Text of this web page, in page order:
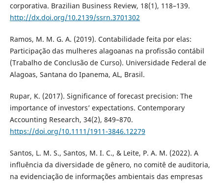
corporativa. Brazilian Business Review, 18(1), 118–139.
http://dx.doi.org/10.2139/ssrn.3701302
Ramos, M. M. G. A. (2019). Contabilidade feita por elas:
Participação das mulheres alagoanas na profissão contábil
(Trabalho de Conclusão de Curso). Universidade Federal de
Alagoas, Santana do Ipanema, AL, Brasil.
Rupar, K. (2017). Significance of forecast precision: The
importance of investors’ expectations. Contemporary
Accounting Research, 34(2), 849–870.
https://doi.org/10.1111/1911-3846.12279
Santos, L. M. S., Santos, M. I. C., & Leite, P. A. M. (2022). A
influência da diversidade de gênero, no comitê de auditoria,
na evidenciação de informações ambientais das empresas